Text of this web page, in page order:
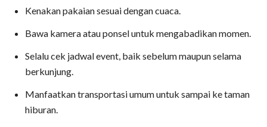
Kenakan pakaian sesuai dengan cuaca.
Bawa kamera atau ponsel untuk mengabadikan momen.
Selalu cek jadwal event, baik sebelum maupun selama
berkunjung.
Manfaatkan transportasi umum untuk sampai ke taman
hiburan.